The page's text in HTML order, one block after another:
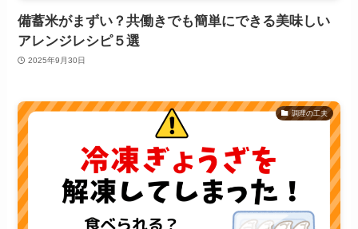
備蓄米がまずい？共働きでも簡単にできる美味しい
アレンジレシピ５選
2025年9月30日
調理の工夫